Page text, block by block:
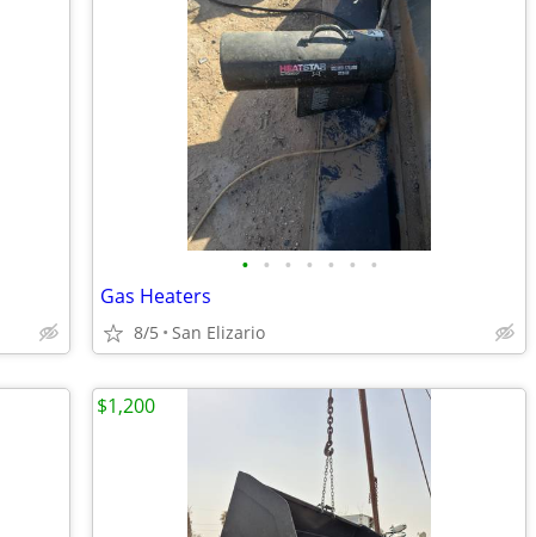
• • • • • • •
Gas Heaters
8/5 San Elizario
$1,200